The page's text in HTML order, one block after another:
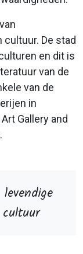
De stad
en dit is
van de
van de
in
Gallery and